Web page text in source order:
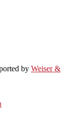
by Weiser &